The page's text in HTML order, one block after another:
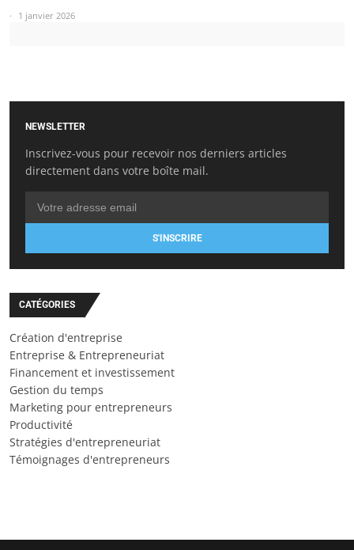
1 janvier 2026
NEWSLETTER
Inscrivez-vous pour recevoir nos derniers articles
directement dans votre boîte mail.
S'INSCRIRE
CATÉGORIES
Création d'entreprise
Entreprise & Entrepreneuriat
Financement et investissement
Gestion du temps
Marketing pour entrepreneurs
Productivité
Stratégies d'entrepreneuriat
Témoignages d'entrepreneurs